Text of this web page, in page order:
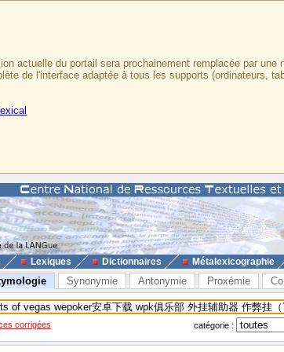
actuelle du portail sera prochainement remplacée par une
de l'interface adaptée à tous les supports (ordinateurs,
Lexiques Dictionnaires Métalexicographie
Synonymie Antonymie Proxémie
corrigées catégorie :